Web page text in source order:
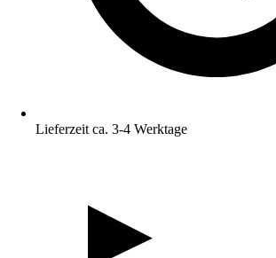
Lieferzeit ca. 3-4 Werktage